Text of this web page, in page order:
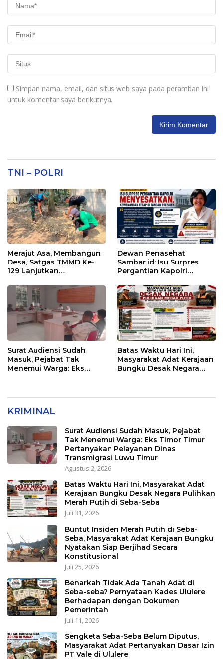
Simpan nama, email, dan situs web saya pada peramban ini
untuk komentar saya berikutnya.
TNI – POLRI
Merajut Asa, Membangun
Desa, Satgas TMMD Ke-
129 Lanjutkan
Dewan Penasehat
Sambar.id: Isu Surpres
Pergantian Kapolri
Kewenangan Mutlak di
Tangan Presiden
Surat Audiensi Sudah
Masuk, Pejabat Tak
Menemui Warga: Eks
Batas Waktu Hari Ini,
Masyarakat Adat Kerajaan
Bungku Desak Negara
KRIMINAL
Surat Audiensi Sudah Masuk, Pejabat
Tak Menemui Warga: Eks Timor Timur
Pertanyakan Pelayanan Dinas
Transmigrasi Luwu Timur
Agustus 2, 2026
Batas Waktu Hari Ini, Masyarakat Adat
Kerajaan Bungku Desak Negara Pulihkan
Merah Putih di Seba-Seba
Juli 31, 2026
Buntut Insiden Merah Putih di Seba-
Seba, Masyarakat Adat Kerajaan Bungku
Nyatakan Siap Berjihad Secara
Konstitusional
Juli 25, 2026
Benarkah Tidak Ada Tanah Adat di
Seba-seba? Pernyataan Kades Ululere
Berhadapan dengan Dokumen
Pemerintah
Juli 11, 2026
Sengketa Seba-Seba Belum Diputus,
Masyarakat Adat Pertanyakan Dasar Izin
PT Vale di Ululere